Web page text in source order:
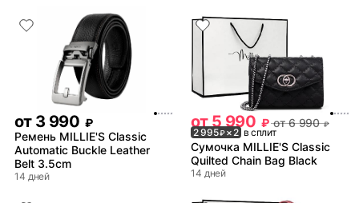
от 3 990 ₽
Ремень MILLIE'S Classic
Automatic Buckle Leather
Belt 3.5cm
14 дней
от5 990 ₽ от 6 990 ₽
2 995₽× 2 в сплит
Сумочка MILLIE'S Classic
Quilted Chain Bag Black
14 дней